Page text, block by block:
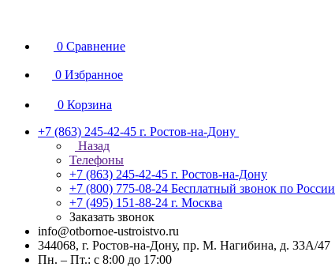
0 Сравнение
0 Избранное
0 Корзина
+7 (863) 245-42-45 г. Ростов-на-Дону
Назад
Телефоны
+7 (863) 245-42-45 г. Ростов-на-Дону
+7 (800) 775-08-24 Бесплатный звонок по России
+7 (495) 151-88-24 г. Москва
Заказать звонок
info@otbornoe-ustroistvo.ru
344068, г. Ростов-на-Дону, пр. М. Нагибина, д. 33А/47
Пн. – Пт.: с 8:00 до 17:00